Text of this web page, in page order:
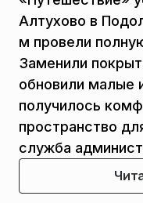
Алтухово в
м провели
Заменили
обновили малые
получилось
пространство
служба